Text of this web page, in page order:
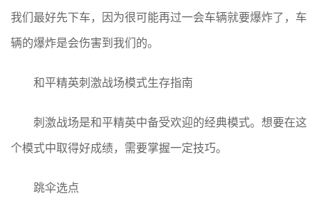
我们最好先下车，因为很可能再过一会车辆就要爆炸了，车
辆的爆炸是会伤害到我们的。
和平精英刺激战场模式生存指南
刺激战场是和平精英中备受欢迎的经典模式。想要在这
个模式中取得好成绩，需要掌握一定技巧。
跳伞选点